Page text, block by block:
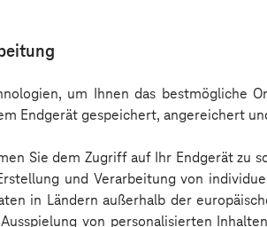
um Ihnen das bestmögliche
Endgerät gespeichert, angereichert
Sie dem Zugriff auf Ihr Endgerät zu
und Verarbeitung von
in Ländern außerhalb der
von personalisierten
KI-